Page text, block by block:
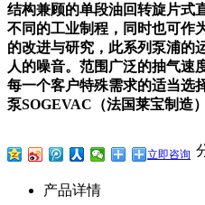
结构兼顾的单段油回转旋片式
不同的工业制程，同时也可作
的改进与研究，此系列泵浦的
人的噪音。范围广泛的抽气速
每一个客户特殊需求的适当
泵SOGEVAC（法国莱宝制造
立即咨询
产品详情